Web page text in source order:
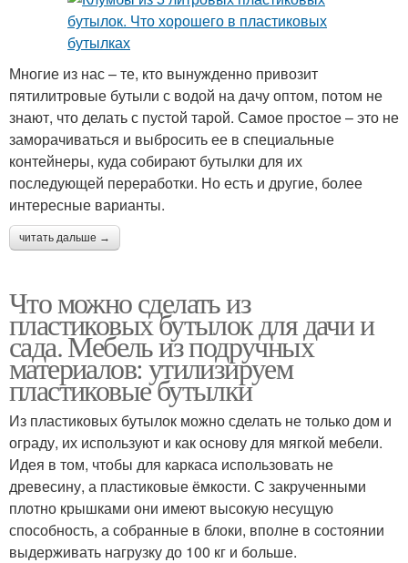
Многие из нас – те, кто вынужденно привозит
пятилитровые бутыли с водой на дачу оптом, потом не
знают, что делать с пустой тарой. Самое простое – это не
заморачиваться и выбросить ее в специальные
контейнеры, куда собирают бутылки для их
последующей переработки. Но есть и другие, более
интересные варианты.
читать дальше →
Что можно сделать из
пластиковых бутылок для дачи и
сада. Мебель из подручных
материалов: утилизируем
пластиковые бутылки
Из пластиковых бутылок можно сделать не только дом и
ограду, их используют и как основу для мягкой мебели.
Идея в том, чтобы для каркаса использовать не
древесину, а пластиковые ёмкости. С закрученными
плотно крышками они имеют высокую несущую
способность, а собранные в блоки, вполне в состоянии
выдерживать нагрузку до 100 кг и больше.